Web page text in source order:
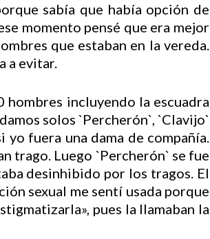
sabía que había opción de
momento pensé que era mejor
que estaban en la vereda.
a evitar.
hombres incluyendo la escuadra
solos `Percherón`, `Clavijo`
fuera una dama de compañía.
trago. Luego `Percherón` se fue
desinhibido por los tragos. El
sexual me sentí usada porque
pues la llamaban la